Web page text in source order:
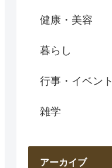
健康・美容
暮らし
行事・イベント
雑学
アーカイブ